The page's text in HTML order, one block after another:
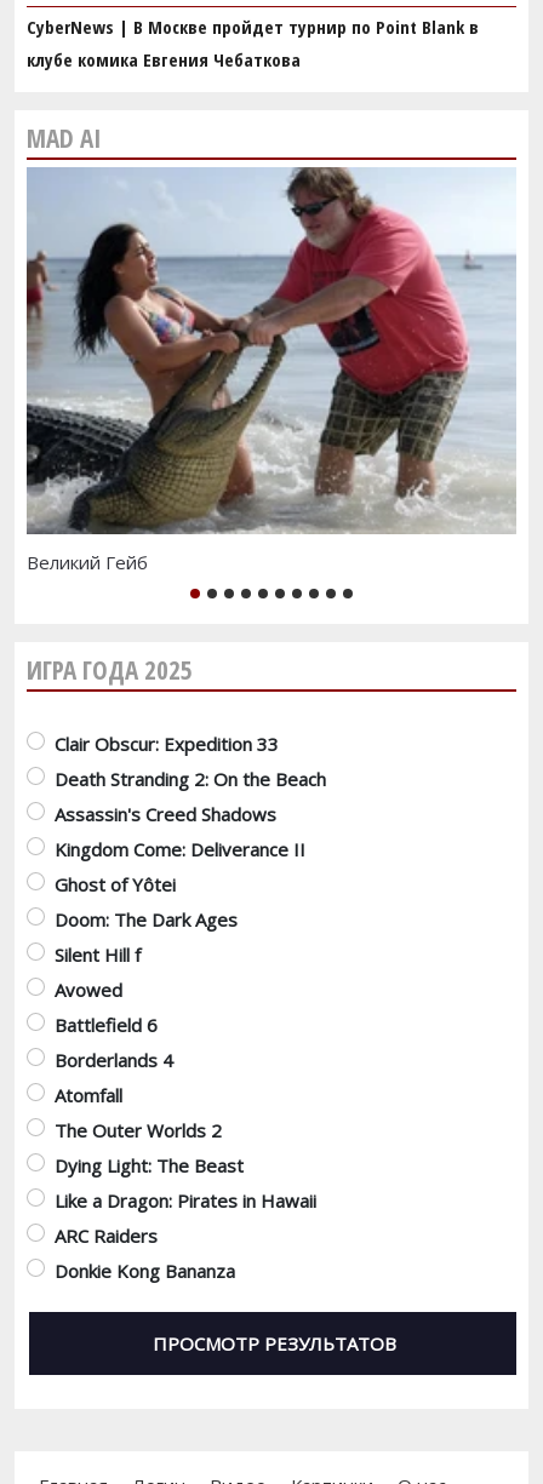
CyberNews | В Москве пройдет турнир по Point Blank в
клубе комика Евгения Чебаткова
MAD AI
Великий Гейб
1 2 3
ИГРА ГОДА 2025
Варианты
Clair Obscur: Expedition 33
Death Stranding 2: On the Beach
Assassin's Creed Shadows
Kingdom Come: Deliverance II
Ghost of Yôtei
Doom: The Dark Ages
Silent Hill f
Avowed
Battlefield 6
Borderlands 4
Atomfall
The Outer Worlds 2
Dying Light: The Beast
Like a Dragon: Pirates in Hawaii
ARC Raiders
Donkie Kong Bananza